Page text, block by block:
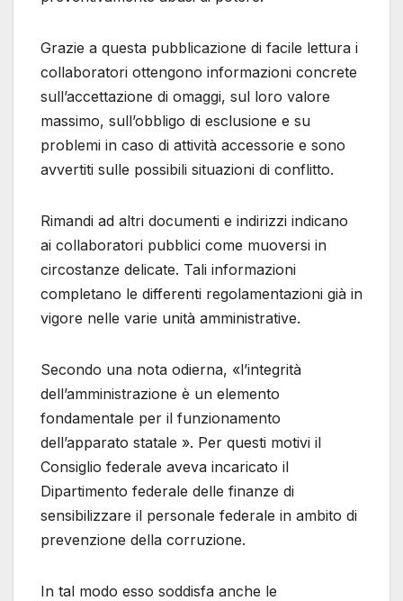
Grazie a questa pubblicazione di facile lettura i
collaboratori ottengono informazioni concrete
sull’accettazione di omaggi, sul loro valore
massimo, sull’obbligo di esclusione e su
problemi in caso di attività accessorie e sono
avvertiti sulle possibili situazioni di conflitto.
Rimandi ad altri documenti e indirizzi indicano
ai collaboratori pubblici come muoversi in
circostanze delicate. Tali informazioni
completano le differenti regolamentazioni già in
vigore nelle varie unità amministrative.
Secondo una nota odierna, «l’integrità
dell’amministrazione è un elemento
fondamentale per il funzionamento
dell’apparato statale ». Per questi motivi il
Consiglio federale aveva incaricato il
Dipartimento federale delle finanze di
sensibilizzare il personale federale in ambito di
prevenzione della corruzione.
In tal modo esso soddisfa anche le